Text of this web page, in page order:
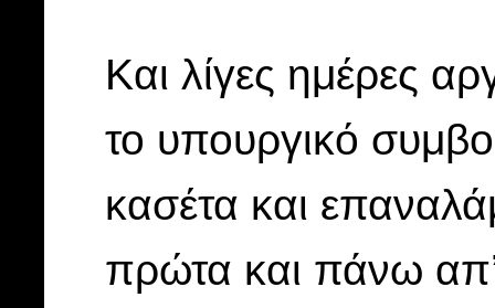
Και λίγες ημέρες
το υπουργικό
κασέτα και
πρώτα και πάνω απ’